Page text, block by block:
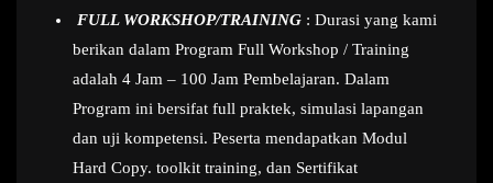
FULL WORKSHOP/TRAINING : Durasi yang kami
berikan dalam Program Full Workshop / Training
adalah 4 Jam – 100 Jam Pembelajaran. Dalam
Program ini bersifat full praktek, simulasi lapangan
dan uji kompetensi. Peserta mendapatkan Modul
Hard Copy. toolkit training, dan Sertifikat